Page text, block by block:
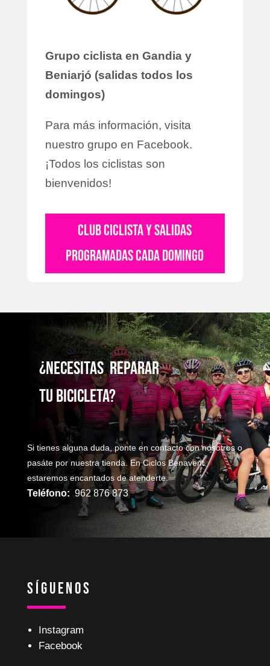
Grupo ciclista en Gandia y
Beniarjó (salidas todos los
domingos)
Para más información, visita
nuestro grupo en Facebook.
¡Todos los ciclistas son
bienvenidos!
CLUB CICLISTA Y SALIDAS
PROGRAMADAS CADA DOMINGO
¿NecesitaS reparaR
TU bicicleta?
Si tienes alguna duda, ponte en contacto con nosotros o
pasáte por nuestra tienda. En Ciclos Benavent
estaremos encantados de atenderte.
Teléfono: 962 876 873
Síguenos
Instagram
Facebook